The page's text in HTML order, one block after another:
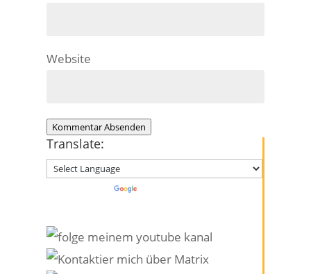
Website
Kommentar Absenden
Translate:
Powered by